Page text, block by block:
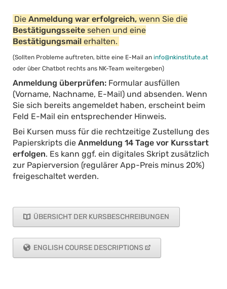
Die Anmeldung war erfolgreich, wenn Sie die
Bestätigungsseite sehen und eine
Bestätigungsmail erhalten.
(Sollten Probleme auftreten, bitte eine E-Mail an info@nkinstitute.at
oder über Chatbot rechts ans NK-Team weitergeben)
Anmeldung überprüfen:Formular ausfüllen
(Vorname, Nachname, E-Mail) und absenden. Wenn
Sie sich bereits angemeldet haben, erscheint beim
Feld E-Mail ein entsprechender Hinweis.
Bei Kursen muss für die rechtzeitige Zustellung des
Papierskripts die Anmeldung 14 Tage vor Kursstart
erfolgen. Es kann ggf. ein digitales Skript zusätzlich
zur Papierversion (regulärer App-Preis minus 20%)
freigeschaltet werden.
ÜBERSICHT DER KURSBESCHREIBUNGEN
ENGLISH COURSE DESCRIPTIONS